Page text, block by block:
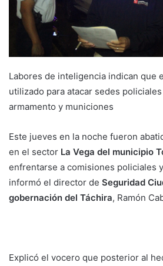
Labores de inteligencia indican que
utilizado para atacar sedes
armamento y municiones
Este jueves en la noche fueron
en el sector La Vega del municipio
enfrentarse a comisiones policiales
informó el director de Seguridad
gobernación del Táchira, Ramón
Explicó el vocero que posterior al